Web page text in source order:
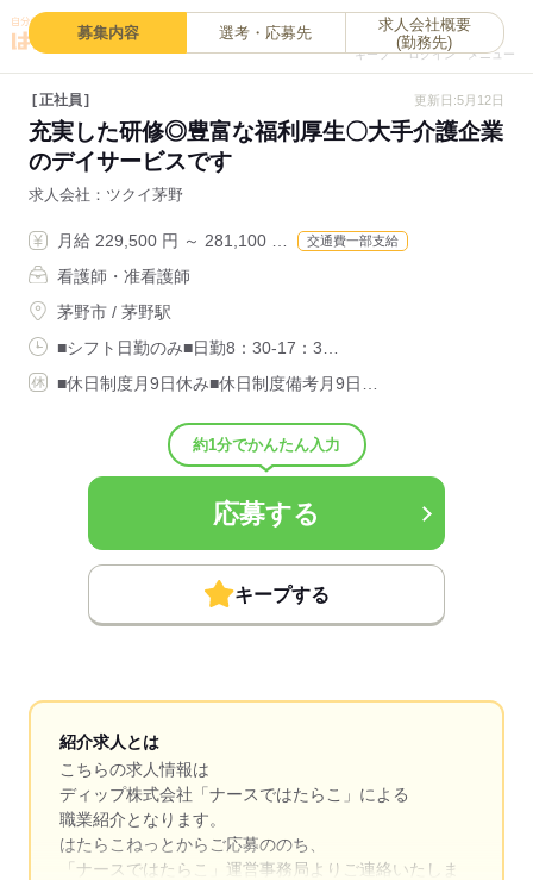
キープ
0
ログイン メニュー
募集内容 選考・応募先
求人会社概要
(勤務先)
正社員 更新日:5月12日
充実した研修◎豊富な福利厚生〇大手介護企業
のデイサービスです
求人会社 ツクイ茅野
月給 229,500 円 ～ 281,100 … 交通費一部支給
看護師・准看護師
茅野市 / 茅野駅
■シフト日勤のみ■日勤8：30-17：3…
■休日制度月9日休み■休日制度備考月9日…
約1分でかんたん入力
応募する
キープする
紹介求人とは
こちらの求人情報は
ディップ株式会社「ナースではたらこ」による
職業紹介となります。
はたらこねっとからご応募ののち、
「ナースではたらこ」運営事務局よりご連絡いたしま